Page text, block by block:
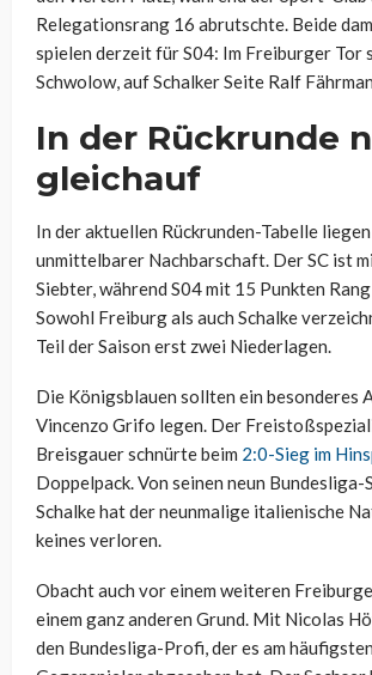
Relegationsrang 16 abrutschte. Beide
spielen derzeit für S04: Im Freiburger Tor
Schwolow, auf Schalker Seite Ralf
In der Rückrunde
gleichauf
In der aktuellen Rückrunden-Tabelle
unmittelbarer Nachbarschaft. Der SC ist
Siebter, während S04 mit 15 Punkten
Sowohl Freiburg als auch Schalke
Teil der Saison erst zwei Niederlagen.
Die Königsblauen sollten ein besonderes
Vincenzo Grifo legen. Der
Breisgauer schnürte beim 2:0-Sieg im
Doppelpack. Von seinen neun Bundesliga-
Schalke hat der neunmalige italienische
keines verloren.
Obacht auch vor einem weiteren
einem ganz anderen Grund. Mit Nicolas
den Bundesliga-Profi, der es am